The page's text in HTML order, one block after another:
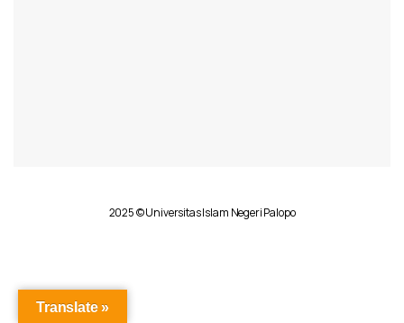
2025 © Universitas Islam Negeri Palopo
Translate »